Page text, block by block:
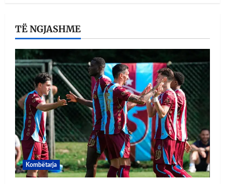
TË NGJASHME
Kombëtarja